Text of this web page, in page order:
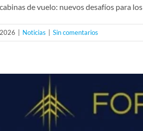
de vuelo: nuevos desafíos para los
Noticias Sin comentarios